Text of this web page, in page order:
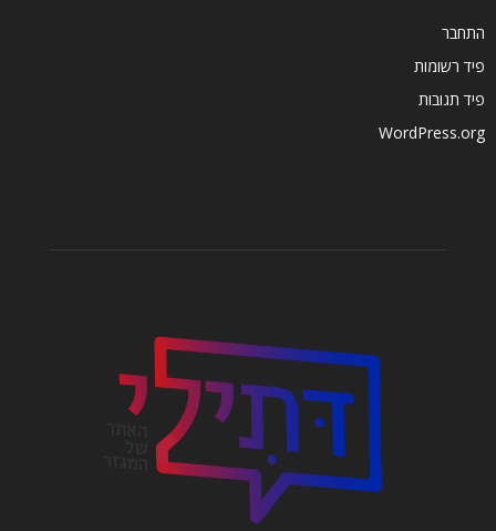
התחבר
פיד רשומות
פיד תגובות
WordPress.org